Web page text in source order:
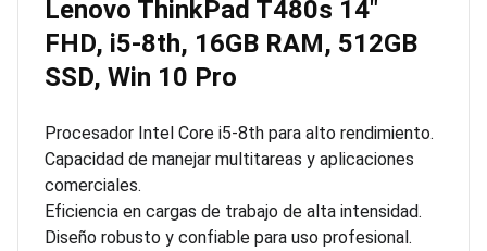
Lenovo ThinkPad T480s 14″
FHD, i5-8th, 16GB RAM, 512GB
SSD, Win 10 Pro
Procesador Intel Core i5-8th para alto rendimiento.
Capacidad de manejar multitareas y aplicaciones
comerciales.
Eficiencia en cargas de trabajo de alta intensidad.
Diseño robusto y confiable para uso profesional.